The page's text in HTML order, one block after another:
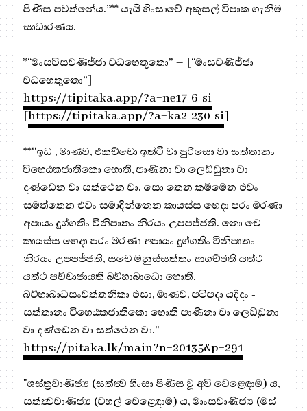
පිණිස පවත්නේය.”** යැයි හිංසාවේ අකුසල් විපාක ගැනීම
සාධාරණය.
*“මංසවිසවණිජ්ජා වධහෙතුතො” – [“මංසවණිජ්ජා
වධහෙතුතො”]
https://tipitaka.app/?a=ne17-6-si-
[https://tipitaka.app/?a=ka2-230-si]
**‘‘ඉධ , මාණව, එකච්චො ඉත්ථී වා පුරිසො වා සත්තානං
විහෙඨකජාතිකො හොති, පාණිනා වා ලෙඩ්ඩුනා වා
දණ්ඩෙන වා සත්ථෙන වා. සො තෙන කම්මෙන එවං
සමත්තෙන එවං සමාදින්නෙන කායස්ස භෙදා පරං මරණා
අපායං දුග්ගතිං විනිපාතං නිරයං උපපජ්ජති. නො චෙ
කායස්ස භෙදා පරං මරණා අපායං දුග්ගතිං විනිපාතං
නිරයං උපපජ්ජති, සචෙ මනුස්සත්තං ආගච්ඡති යත්ථ
යත්ථ පච්චාජායති බව්හාබාධො හොති.
බව්හාබාධසංවත්තනිකා එසා, මාණව, පටිපදා යදිදං -
සත්තානං විහෙඨකජාතිකො හොති පාණිනා වා ලෙඩ්ඩුනා
වා දණ්ඩෙන වා සත්ථෙන වා.”
https://pitaka.lk/main?n=20135&p=291
"ශස්ත්‍රවාණිජ්‍ය (සත්ත්‍ව හිංසා පිණිස වූ අවි වෙළෙඳාම) ය,
සත්ත්‍වවාණිජ්‍ය (වහල් වෙළෙඳාම) ය, මාංසවාණිජ්‍ය (මස්